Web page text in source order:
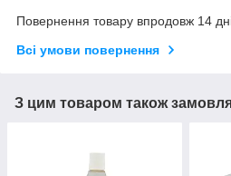
Повернення товару впродовж 14
Всі умови повернення
З цим товаром також